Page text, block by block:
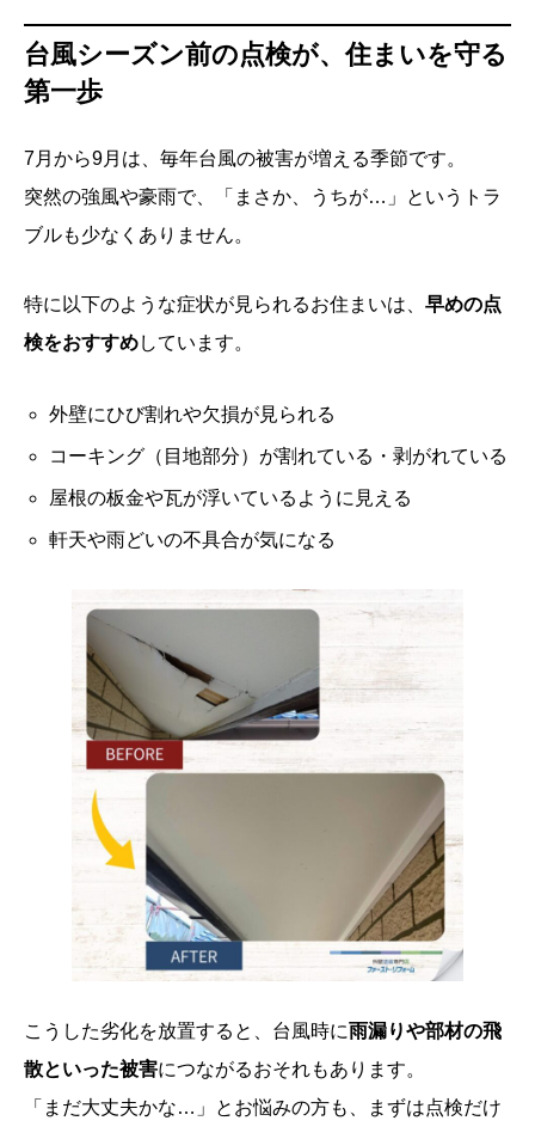
台風シーズン前の点検が、住まいを守る
第一歩
7月から9月は、毎年台風の被害が増える季節です。
突然の強風や豪雨で、「まさか、うちが…」というトラ
ブルも少なくありません。
特に以下のような症状が見られるお住まいは、 早めの点
検をおすすめしています。
外壁にひび割れや欠損が見られる
コーキング（目地部分）が割れている・剥がれている
屋根の板金や瓦が浮いているように見える
軒天や雨どいの不具合が気になる
こうした劣化を放置すると、台風時に雨漏りや部材の飛
散といった被害につながるおそれもあります。
「まだ大丈夫かな…」とお悩みの方も、まずは点検だけ